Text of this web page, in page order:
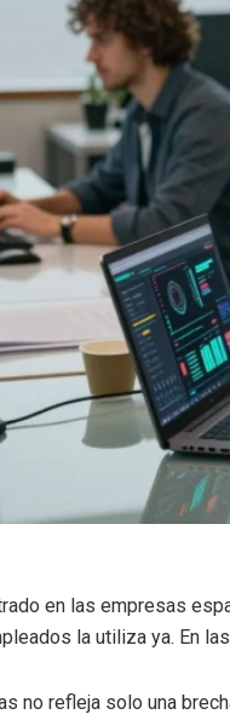
en las empresas
la utiliza ya. En
no refleja solo una